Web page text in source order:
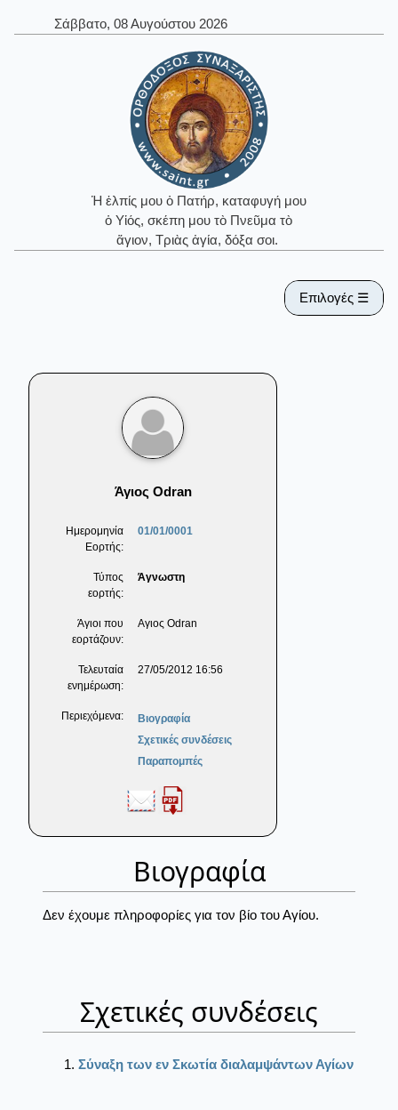
Σάββατο, 08 Αυγούστου 2026
Ἡ ἐλπίς μου ὁ Πατήρ, καταφυγή μου
ὁ Υἱός, σκέπη μου τὸ Πνεῦμα τὸ
ἅγιον, Τριὰς ἁγία, δόξα σοι.
Επιλογές ☰
Άγιος Odran
Ημερομηνία
Εορτής:
01/01/0001
Τύπος
εορτής:
Άγνωστη
Άγιοι που
εορτάζουν:
Αγιος Odran
Τελευταία
ενημέρωση:
27/05/2012 16:56
Περιεχόμενα:
Βιογραφία
Σχετικές συνδέσεις
Παραπομπές
Βιογραφία
Δεν έχουμε πληροφορίες για τον βίο του Αγίου.
Σχετικές συνδέσεις
Σύναξη των εν Σκωτία διαλαμψάντων Αγίων